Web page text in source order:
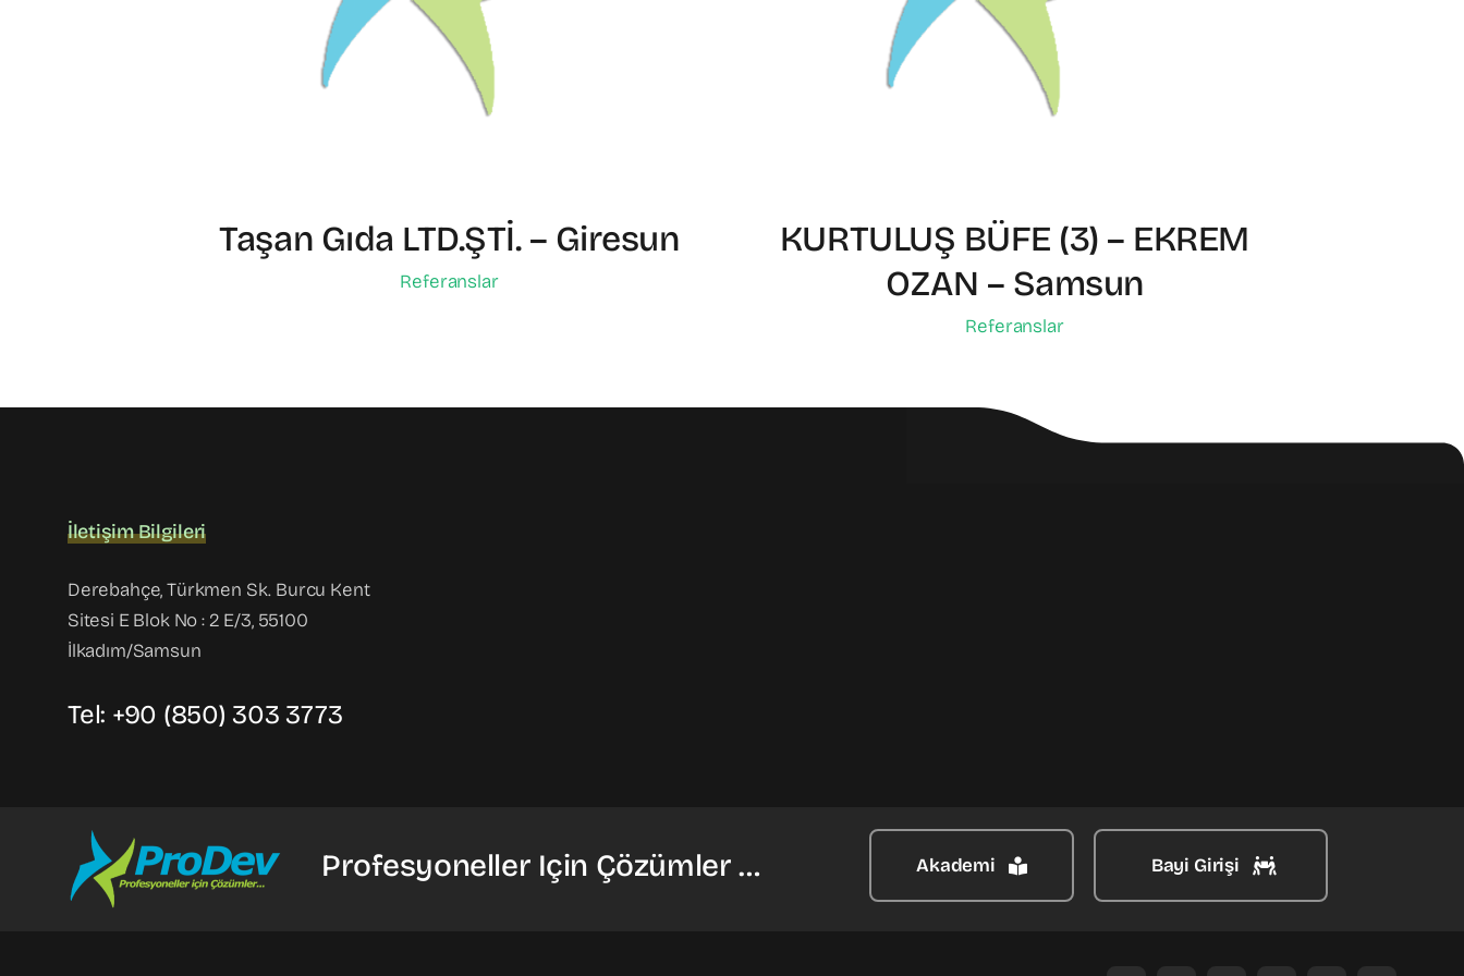
Taşan Gıda LTD.ŞTİ. – Giresun
Referanslar
KURTULUŞ BÜFE (3) – EKREM
OZAN – Samsun
Referanslar
İletişim Bilgileri
Derebahçe, Türkmen Sk. Burcu Kent
Sitesi E Blok No : 2 E/3, 55100
İlkadım/Samsun
Tel: +90 (850) 303 3773
Profesyoneller Için Çözümler … Akademi Bayi Girişi